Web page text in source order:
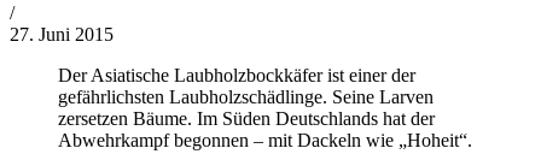
von
Philipp
/
27. Juni 2015
Der Asiatische Laubholzbockkäfer ist einer der
gefährlichsten Laubholzschädlinge. Seine Larven
zersetzen Bäume. Im Süden Deutschlands hat der
Abwehrkampf begonnen – mit Dackeln wie „Hoheit“.